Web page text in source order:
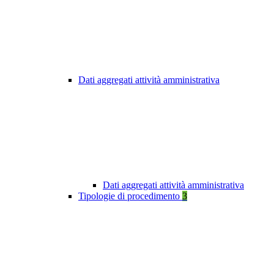
Dati aggregati attività amministrativa
Dati aggregati attività amministrativa
Tipologie di procedimento 3